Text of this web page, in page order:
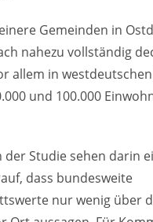
Gemeinden in
nahezu vollständig
allem in
und 100.000
der Studie sehen darin
dass bundesweite
nur wenig über